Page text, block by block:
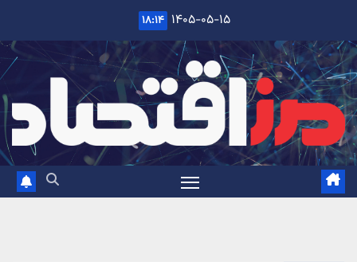
content
۱۴۰۵-۰۵-۱۵ ۱۸:۱۴